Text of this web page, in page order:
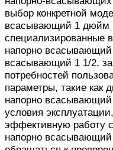
выбор конкретной
всасывающий 1 дюйм
специализированные
напорно
всасывающий 1 1/2,
потребностей
параметры, такие как
напорно
условия
эффективную работу
напорно